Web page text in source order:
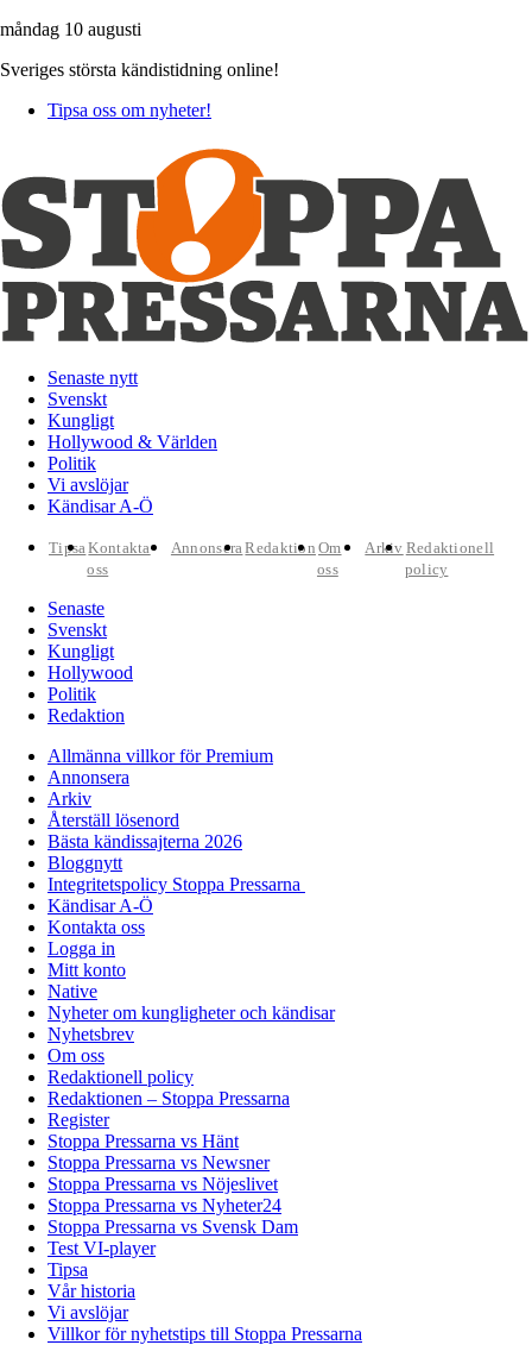
måndag 10 augusti
Sveriges största kändistidning online!
Tipsa oss om nyheter!
Senaste nytt
Svenskt
Kungligt
Hollywood & Världen
Politik
Vi avslöjar
Kändisar A-Ö
TipsaKontakta
oss
AnnonseraRedaktion Om
oss
Arkiv Redaktionell
policy
Senaste
Svenskt
Kungligt
Hollywood
Politik
Redaktion
Allmänna villkor för Premium
Annonsera
Arkiv
Återställ lösenord
Bästa kändissajterna 2026
Bloggnytt
Integritetspolicy Stoppa Pressarna
Kändisar A-Ö
Kontakta oss
Logga in
Mitt konto
Native
Nyheter om kungligheter och kändisar
Nyhetsbrev
Om oss
Redaktionell policy
Redaktionen – Stoppa Pressarna
Register
Stoppa Pressarna vs Hänt
Stoppa Pressarna vs Newsner
Stoppa Pressarna vs Nöjeslivet
Stoppa Pressarna vs Nyheter24
Stoppa Pressarna vs Svensk Dam
Test VI-player
Tipsa
Vår historia
Vi avslöjar
Villkor för nyhetstips till Stoppa Pressarna